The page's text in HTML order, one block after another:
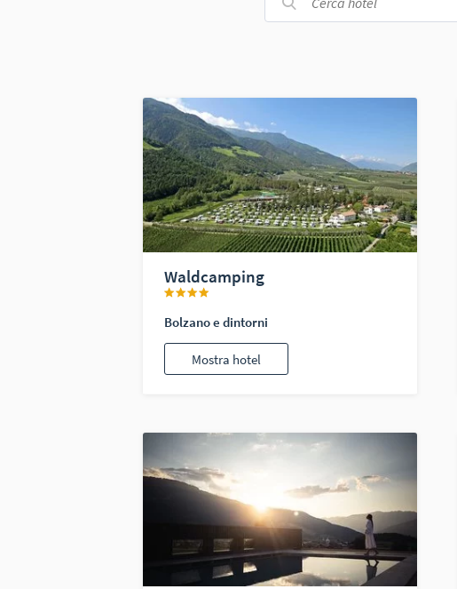
Waldcamping
Bolzano e dintorni
Mostra hotel